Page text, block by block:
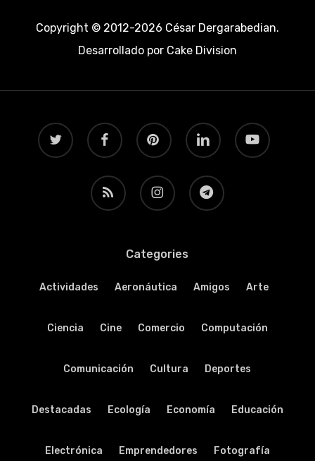
Copyright © 2012-2026 César Dergarabedian.
Desarrollado porCake Division
twitter facebook pinterest linkedin youtube
RSS instagram telegram
Categories
Actividades Aeronáutica Amigos Arte
Ciencia Cine Comercio Computación
Comunicación Cultura Deportes
Destacadas Ecología Economía Educación
Electrónica Emprendedores Fotografía